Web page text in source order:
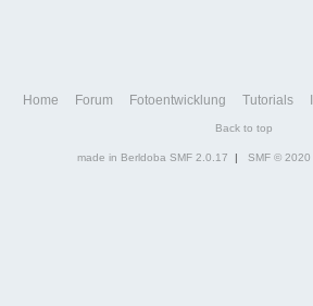
Home Forum Fotoentwicklung Tutorials
Back to top
made in Berldoba SMF 2.0.17 | SMF © 2020